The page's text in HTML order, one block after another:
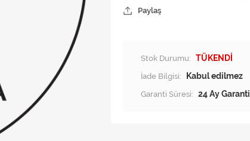
Paylaş
Stok Durumu: TÜKENDİ
İade Bilgisi:
Garanti Süresi: 24 Ay Garanti